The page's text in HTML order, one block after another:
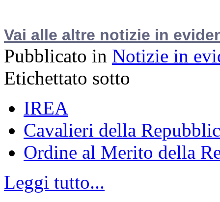
Vai alle altre notizie in
Pubblicato in Notizie in
Etichettato sotto
IREA
Cavalieri della
Ordine al Merito della
Leggi tutto...